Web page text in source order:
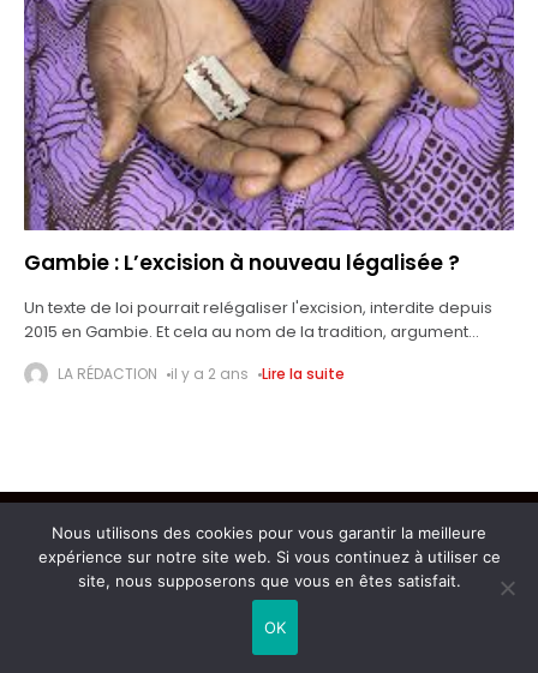
Gambie : L’excision à nouveau légalisée ?
Un texte de loi pourrait relégaliser l'excision, interdite depuis
2015 en Gambie. Et cela au nom de la tradition, argument
les défenseurs
LA RÉDACTION il y a 2 ans Lire la suite
Copyright © 2026 L'AIGLE DU CONTINENT
Nous utilisons des cookies pour vous garantir la meilleure
expérience sur notre site web. Si vous continuez à utiliser ce
site, nous supposerons que vous en êtes satisfait.
OK